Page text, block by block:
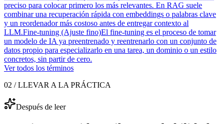
preciso para colocar primero los más relevantes. En RAG suele
combinar una recuperación rápida con embeddings o palabras clave
y un reordenador más costoso antes de entregar contexto al
LLM.Fine-tuning (Ajuste fino)El fine-tuning es el proceso de tomar
un modelo de IA ya preentrenado y reentrenarlo con un conjunto de
datos propio para especializarlo en una tarea, un dominio o un estilo
concretos, sin partir de cero.
Ver todos los términos
02 / LLEVAR A LA PRÁCTICA
Después de leer